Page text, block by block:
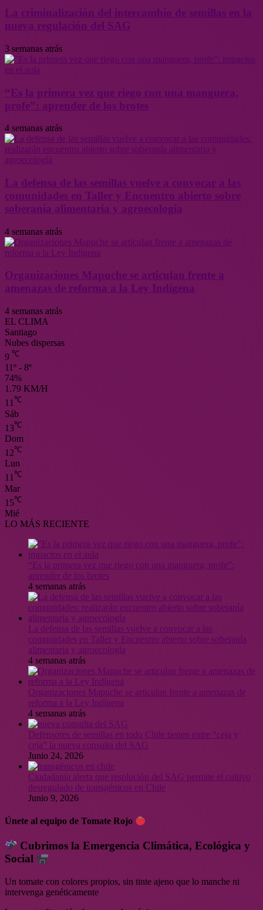
nueva regulación del SAG
3 semanas atrás
“Es la primera vez que riego con una manguera,
profe”: aprender de los brotes
4 semanas atrás
La defensa de las semillas vuelve a convocar a las
comunidades en Taller y Encuentro abierto sobre
soberanía alimentaria y agroecología
4 semanas atrás
Organizaciones Mapuche se articulan frente a
amenazas de reforma a la Ley Indígena
4 semanas atrás
EL CLIMA
Santiago
Nubes dispersas
9 ℃
11º - 8º
74%
1.79 KM/H
11℃
Sáb
13℃
Dom
12℃
Lun
11℃
Mar
15℃
Mié
LO MÁS RECIENTE
“Es la primera vez que riego con una manguera, profe”:
aprender de los brotes
4 semanas atrás
La defensa de las semillas vuelve a convocar a las
comunidades en Taller y Encuentro abierto sobre soberanía
alimentaria y agroecología
4 semanas atrás
Organizaciones Mapuche se articulan frente a amenazas de
reforma a la Ley Indígena
4 semanas atrás
Defensores de semillas en todo Chile tienen entre “ceja y
ceja” la nueva consulta del SAG
Junio 24, 2026
Ciudadanía alerta que resolución del SAG permite el cultivo
desregulado de transgénicos en Chile
Junio 9, 2026
Únete al equipo de Tomate Rojo
Cubrimos la Emergencia Climática, Ecológica y
Social
Un tomate con colores propios, sin tinte ajeno que lo manche ni
intervenga genéticamente